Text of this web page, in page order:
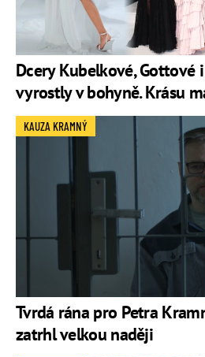
Dcery Kubelkové, Gottové
vyrostly v bohyně. Krásu
Tvrdá rána pro Petra
zatrhl velkou naději
KAUZA KRAMNÝ